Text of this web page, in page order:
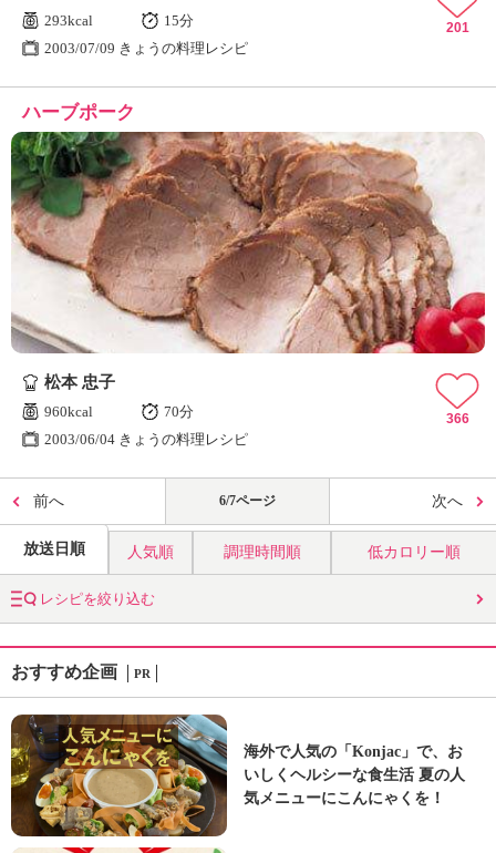
293kcal
15分
2003/07/09 きょうの料理レシピ
201
ハーブポーク
松本 忠子
960kcal
70分
2003/06/04 きょうの料理レシピ
366
前へ 6/7ページ 次へ
放送日順 人気順 調理時間順 低カロリー順
レシピを絞り込む
おすすめ企画 PR
海外で人気の「Konjac」で、お
いしくヘルシーな食生活 夏の人
気メニューにこんにゃくを！